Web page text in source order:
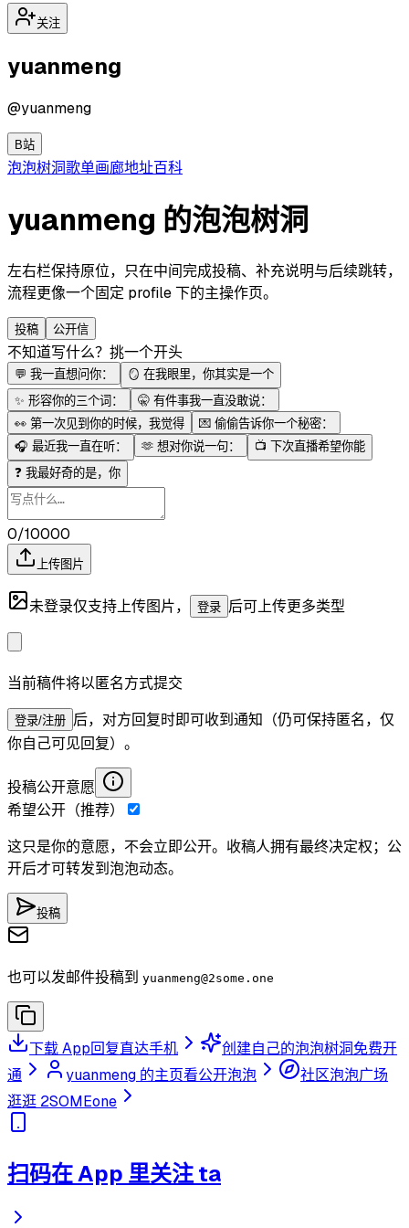
关注
yuanmeng
@yuanmeng
B站
泡泡树洞歌单画廊地址百科
yuanmeng 的泡泡树洞
左右栏保持原位，只在中间完成投稿、补充说明与后续跳转，
流程更像一个固定 profile 下的主操作页。
投稿 公开信
不知道写什么？挑一个开头
💬 我一直想问你： 🪞 在我眼里，你其实是一个
✨ 形容你的三个词： 🤫 有件事我一直没敢说：
👀 第一次见到你的时候，我觉得 💌 偷偷告诉你一个秘密：
🎧 最近我一直在听： 🫶 想对你说一句： 📺 下次直播希望你能
❓ 我最好奇的是，你
0/10000
上传图片
未登录仅支持上传图片， 登录 后可上传更多类型
当前稿件将以匿名方式提交
登录/注册 后，对方回复时即可收到通知（仍可保持匿名，仅
你自己可见回复）。
投稿公开意愿
希望公开（推荐）
这只是你的意愿，不会立即公开。收稿人拥有最终决定权；公
开后才可转发到泡泡动态。
投稿
也可以发邮件投稿到 yuanmeng@2some.one
下载 App回复直达手机 创建自己的泡泡树洞免费开
通
yuanmeng 的主页看公开泡泡
社区泡泡广场
逛逛 2SOMEone
扫码在 App 里关注 ta